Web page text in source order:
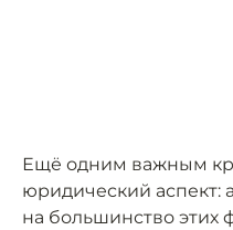
Ещё одним важным
юридический аспект:
на большинство этих